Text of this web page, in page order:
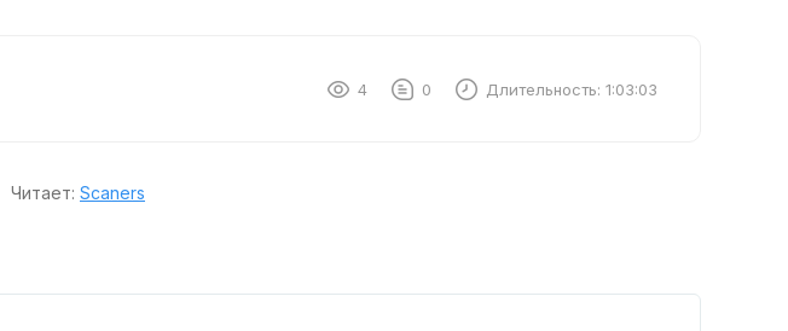
4 0 Длительность: 1:03:03
Читает: Scaners